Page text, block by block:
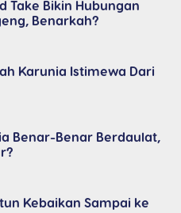
Take Bikin Hubungan
Benarkah?
Karunia Istimewa Dari
Benar-Benar Berdaulat,
Kebaikan Sampai ke